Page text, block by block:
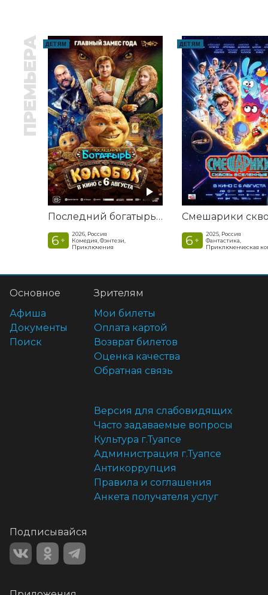
ПРЕМЬЕРА ДЕТЯМ
Последний богатырь. Колобок
6 +
2026, Россия
Комедия, Фэнтези,
Приключения
ДЕТЯМ
6 +
2025, Россия
Фантастика,
Приключенческая
Основное
Афиша
Документы
Поиск
Зрителям
Мои билеты
Оплата картой
Возврат билетов
Оценка качества
Обратная связь
Версия для слабовидящих
Часто задаваемые вопросы
Культура г.Туапсе
Администрация г.Туапсе
Антикоррупция
Правила и соглашения
Анкета получателя услуг
Подписывайся